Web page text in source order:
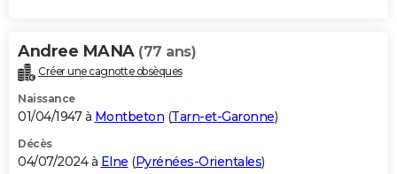
Andree MANA (77 ans)
Créer une cagnotte obsèques
Naissance
01/04/1947 à Montbeton (Tarn-et-Garonne)
Décès
04/07/2024 à Elne (Pyrénées-Orientales)